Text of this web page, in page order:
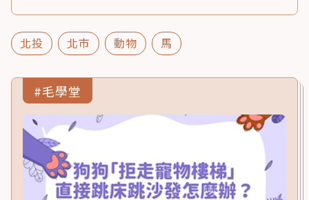
北投 北市 動物 馬
#毛學堂